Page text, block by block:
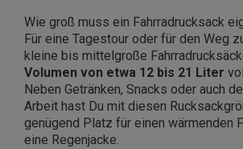
Wie groß muss ein Fahrradrucksack
Für eine Tagestour oder für den Weg
kleine bis mittelgroße
Volumen von etwa 12 bis 21 Liter
Neben Getränken, Snacks oder auch
Arbeit hast Du mit diesen
genügend Platz für einen wärmenden
eine Regenjacke.